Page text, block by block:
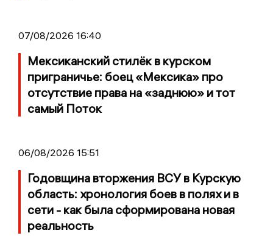
07/08/2026 16:40
Мексиканский стилёк в курском
приграничье: боец «Мексика» про
отсутствие права на «заднюю» и тот
самый Поток
06/08/2026 15:51
Годовщина вторжения ВСУ в Курскую
область: хронология боев в полях и в
сети - как была сформирована новая
реальность